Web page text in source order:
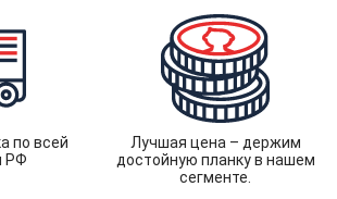
по всей
РФ
Лучшая цена – держим
достойную планку в нашем
сегменте.